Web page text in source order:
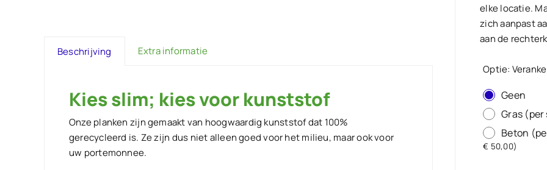
Beschrijving Extra informatie
Kies slim; kies voor kunststof
Onze planken zijn gemaakt van hoogwaardig kunststof dat 100%
gerecycleerd is. Ze zijn dus niet alleen goed voor het milieu, maar ook voor
uw portemonnee.
elke locatie.
zich aanpast
aan de
Optie:
Geen
Gras (per
Beton
€ 50,00)